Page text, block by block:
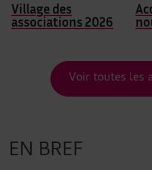
Village des
associations 2026
Voir toutes les
EN BREF